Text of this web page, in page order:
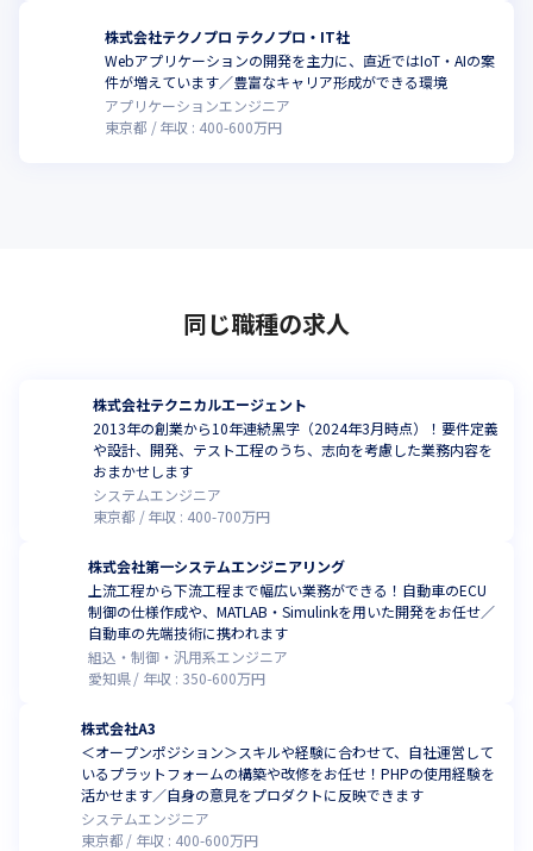
株式会社テクノプロ テクノプロ・IT社
Webアプリケーションの開発を主力に、直近ではIoT・AIの案
件が増えています／豊富なキャリア形成ができる環境
アプリケーションエンジニア
東京都
年収 : 400-600万円
同じ職種の求人
株式会社テクニカルエージェント
2013年の創業から10年連続⿊字（2024年3月時点）！要件定義
や設計、開発、テスト工程のうち、志向を考慮した業務内容を
おまかせします
システムエンジニア
東京都
年収 : 400-700万円
株式会社第一システムエンジニアリング
上流工程から下流工程まで幅広い業務ができる！自動車のECU
制御の仕様作成や、MATLAB・Simulinkを用いた開発をお任せ／
自動車の先端技術に携われます
組込・制御・汎用系エンジニア
愛知県
年収 : 350-600万円
株式会社A3
＜オープンポジション＞スキルや経験に合わせて、自社運営して
いるプラットフォームの構築や改修をお任せ！PHPの使用経験を
活かせます／自身の意見をプロダクトに反映できます
システムエンジニア
東京都
年収 : 400-600万円